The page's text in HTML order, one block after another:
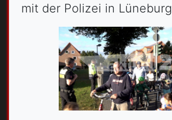
mit der Polizei in Lüneburg